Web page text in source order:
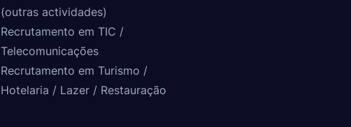
(outras actividades)
Recrutamento em TIC /
Telecomunicações
Recrutamento em Turismo /
Hotelaria / Lazer / Restauração